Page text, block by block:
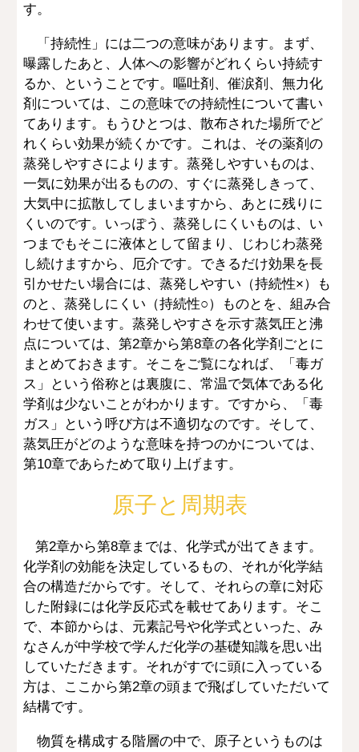
す。
「持続性」には二つの意味があります。まず、
曝露したあと、人体への影響がどれくらい持続す
るか、ということです。嘔吐剤、催涙剤、無力化
剤については、この意味での持続性について書い
てあります。もうひとつは、散布された場所でど
れくらい効果が続くかです。これは、その薬剤の
蒸発しやすさによります。蒸発しやすいものは、
一気に効果が出るものの、すぐに蒸発しきって、
大気中に拡散してしまいますから、あとに残りに
くいのです。いっぽう、蒸発しにくいものは、い
つまでもそこに液体として留まり、じわじわ蒸発
し続けますから、厄介です。できるだけ効果を長
引かせたい場合には、蒸発しやすい（持続性×）も
のと、蒸発しにくい（持続性○）ものとを、組み合
わせて使います。蒸発しやすさを示す蒸気圧と沸
点については、第2章から第8章の各化学剤ごとに
まとめておきます。そこをご覧になれば、「毒ガ
ス」という俗称とは裏腹に、常温で気体である化
学剤は少ないことがわかります。ですから、「毒
ガス」という呼び方は不適切なのです。そして、
蒸気圧がどのような意味を持つのかについては、
第10章であらためて取り上げます。
原子と周期表
第2章から第8章までは、化学式が出てきます。
化学剤の効能を決定しているもの、それが化学結
合の構造だからです。そして、それらの章に対応
した附録には化学反応式を載せてあります。そこ
で、本節からは、元素記号や化学式といった、み
なさんが中学校で学んだ化学の基礎知識を思い出
していただきます。それがすでに頭に入っている
方は、ここから第2章の頭まで飛ばしていただいて
結構です。
物質を構成する階層の中で、原子というものは